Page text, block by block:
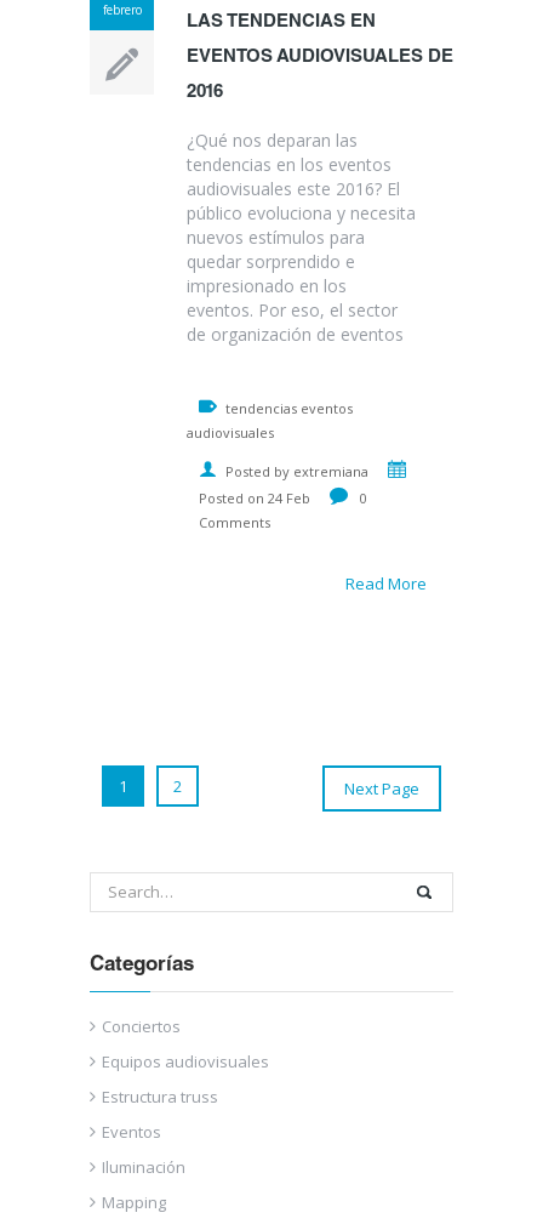
febrero
LAS TENDENCIAS EN
EVENTOS AUDIOVISUALES DE
2016
¿Qué nos deparan las
tendencias en los eventos
audiovisuales este 2016? El
público evoluciona y necesita
nuevos estímulos para
quedar sorprendido e
impresionado en los
eventos. Por eso, el sector
de organización de eventos
tendencias eventos
audiovisuales
Posted by extremiana
Posted on 24 Feb
0
Comments
Read More
1 2 Next Page
Categorías
Conciertos
Equipos audiovisuales
Estructura truss
Eventos
Iluminación
Mapping